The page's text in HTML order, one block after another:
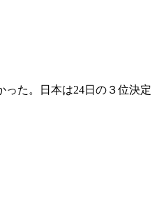
た。日本は24日の３位決定